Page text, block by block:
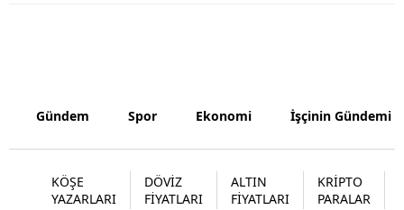
Van
Gündem Spor Ekonomi İşçinin Gündemi
KÖŞE
YAZARLARI
DÖVİZ
FİYATLARI
ALTIN
FİYATLARI
KRİPTO
PARALAR